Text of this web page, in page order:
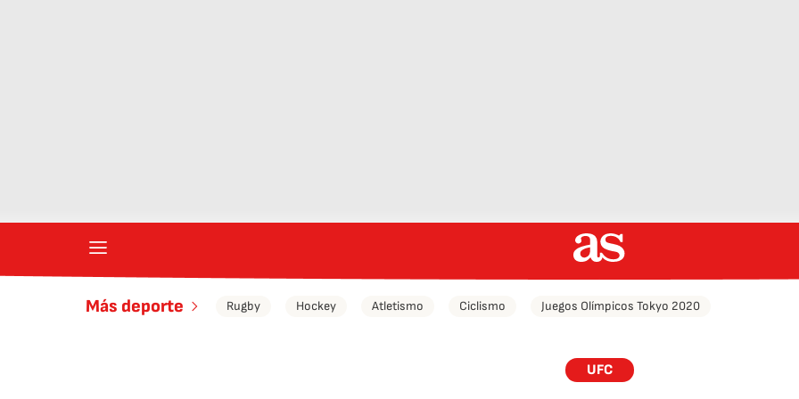
Más deporte Rugby Hockey Atletismo Ciclismo Juegos Olímpicos Tokyo 2020
UFC